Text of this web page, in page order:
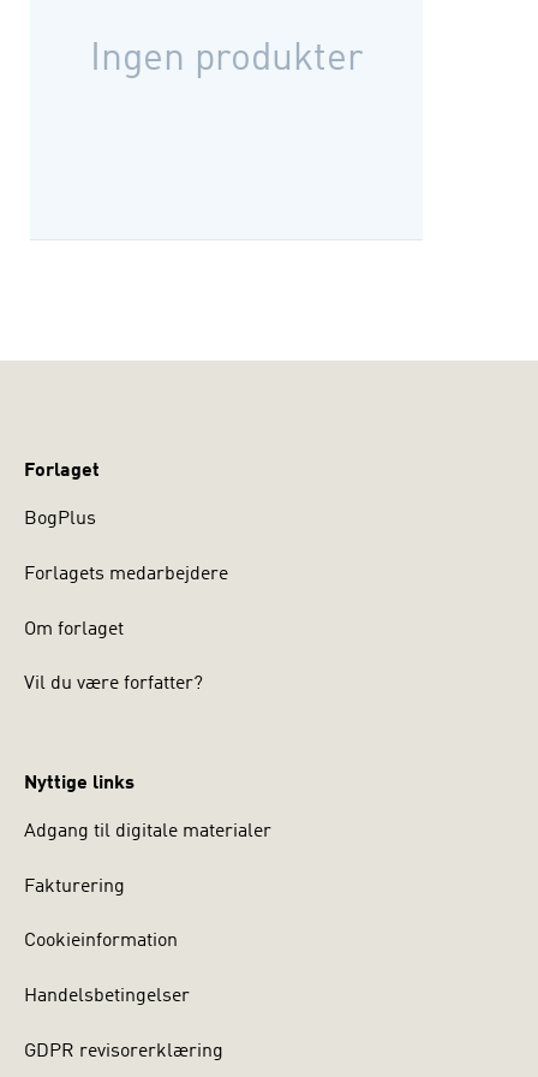
Ingen produkter
Forlaget
BogPlus
Forlagets medarbejdere
Om forlaget
Vil du være forfatter?
Nyttige links
Adgang til digitale materialer
Fakturering
Cookieinformation
Handelsbetingelser
GDPR revisorerklæring